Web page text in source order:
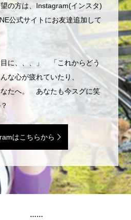
の方は、Instagram(インスタ)
公式サイトにお友達追加して
目に、、、」 「これからどう
な心が疲れていたり、
なたへ。 あなたも今スグに笑
はこちらから
……